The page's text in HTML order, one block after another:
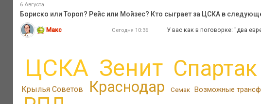
6 Августа
Бориско или Тороп? Рейс или Мойзес? Кто сыграет за ЦСКА в
Макс Сегодня 10:36 У вас как в поговорке: "два
ЦСКА Зенит Спартак
Крылья Советов Краснодар Семак Возможные